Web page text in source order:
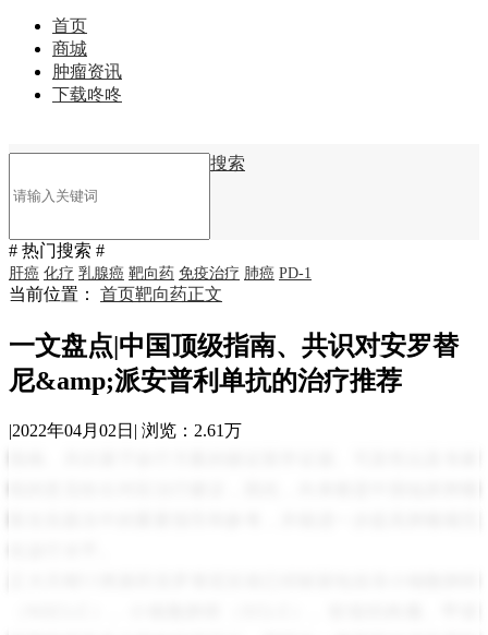
首页
商城
肿瘤资讯
下载咚咚
搜索
# 热门搜索 #
肝癌 化疗 乳腺癌 靶向药 免疫治疗 肺癌 PD-1
当前位置： 首页靶向药正文
一文盘点|中国顶级指南、共识对安罗替
尼&amp;派安普利单抗的治疗推荐
|2022年04月02日 | 浏览：2.61万